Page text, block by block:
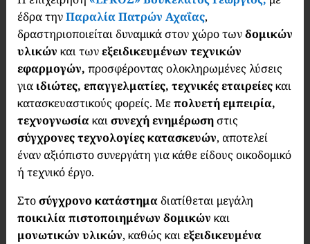
έδρα τηνΠαραλία Πατρών Αχαΐας,
δραστηριοποιείται δυναμικά στον χώρο τωνδομικών
υλικών και τωνεξειδικευμένων τεχνικών
εφαρμογών, προσφέροντας ολοκληρωμένες λύσεις
για ιδιώτες, επαγγελματίες, τεχνικές εταιρείεςκαι
κατασκευαστικούς φορείς. Μεπολυετή εμπειρία,
τεχνογνωσίακαισυνεχή ενημέρωσηστις
σύγχρονες τεχνολογίες κατασκευών, αποτελεί
έναν αξιόπιστο συνεργάτη για κάθε είδους οικοδομικό
ή τεχνικό έργο.
Στοσύγχρονο κατάστημαδιατίθεται μεγάλη
ποικιλία πιστοποιημένων δομικών και
μονωτικών υλικών, καθώς καιεξειδικευμένα